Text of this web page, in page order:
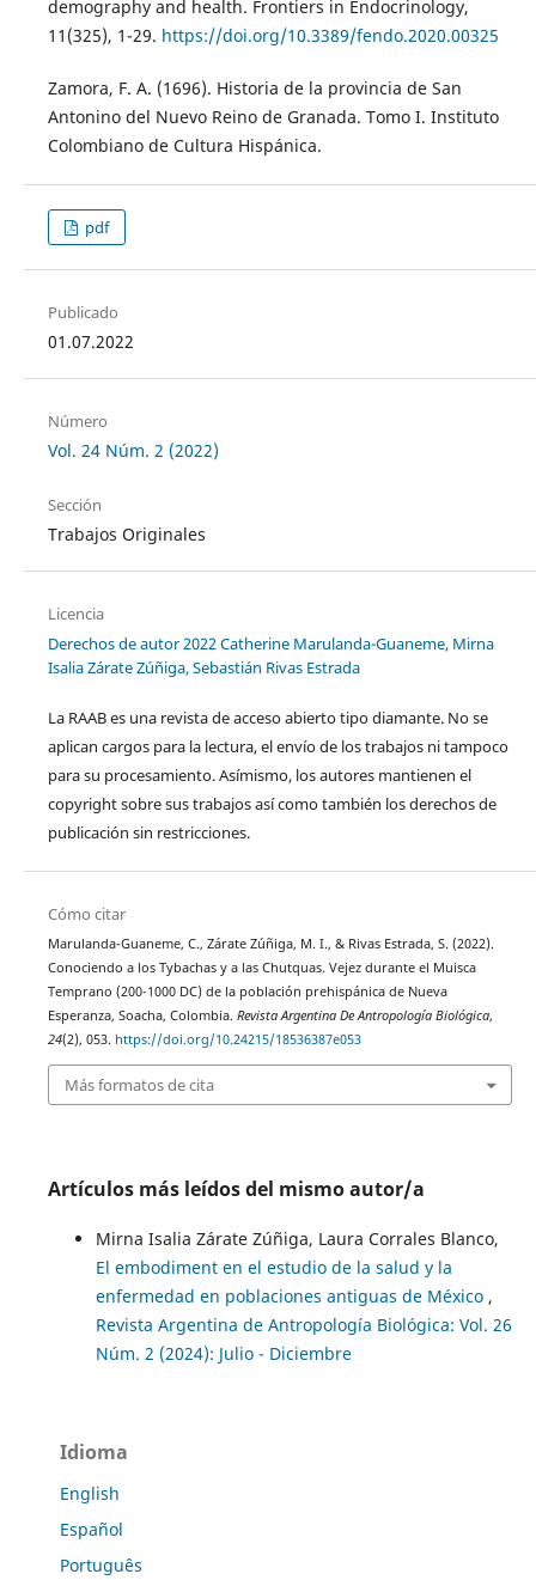
demography and health. Frontiers in Endocrinology,
11(325), 1-29. https://doi.org/10.3389/fendo.2020.00325
Zamora, F. A. (1696). Historia de la provincia de San
Antonino del Nuevo Reino de Granada. Tomo I. Instituto
Colombiano de Cultura Hispánica.
pdf
Publicado
01.07.2022
Número
Vol. 24 Núm. 2 (2022)
Sección
Trabajos Originales
Licencia
Derechos de autor 2022 Catherine Marulanda-Guaneme, Mirna
Isalia Zárate Zúñiga, Sebastián Rivas Estrada
La RAAB es una revista de acceso abierto tipo diamante. No se
aplican cargos para la lectura, el envío de los trabajos ni tampoco
para su procesamiento. Asímismo, los autores mantienen el
copyright sobre sus trabajos así como también los derechos de
publicación sin restricciones.
Cómo citar
Marulanda-Guaneme, C., Zárate Zúñiga, M. I., & Rivas Estrada, S. (2022).
Conociendo a los Tybachas y a las Chutquas. Vejez durante el Muisca
Temprano (200-1000 DC) de la población prehispánica de Nueva
Esperanza, Soacha, Colombia. Revista Argentina De Antropología Biológica,
24(2), 053. https://doi.org/10.24215/18536387e053
Más formatos de cita
Artículos más leídos del mismo autor/a
Mirna Isalia Zárate Zúñiga, Laura Corrales Blanco,
El embodiment en el estudio de la salud y la
enfermedad en poblaciones antiguas de México ,
Revista Argentina de Antropología Biológica: Vol. 26
Núm. 2 (2024): Julio - Diciembre
Idioma
English
Español
Português